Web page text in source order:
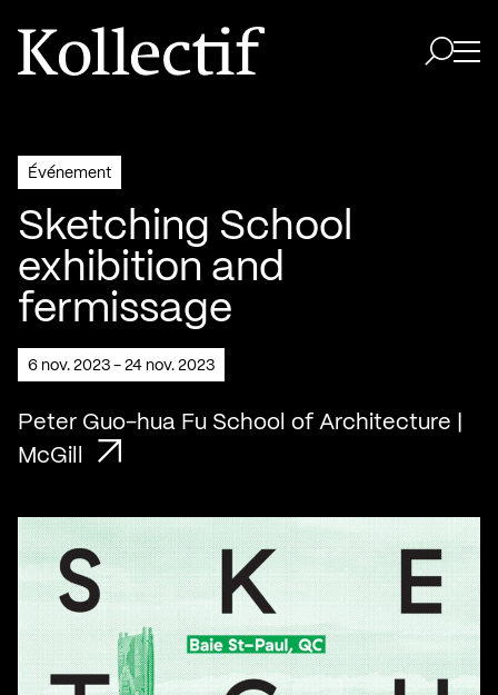
Aller à la page d'accueil
Logo Kollectif
Événement
Sketching School
exhibition and
fermissage
6 nov. 2023 - 24 nov. 2023
Peter Guo-hua Fu School of Architecture |
McGill